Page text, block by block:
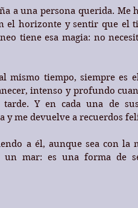
a una persona querida. Me
el horizonte y sentir que el
tiene esa magia: no
mismo tiempo, siempre es
intenso y profundo
Y en cada una de
y me devuelve a recuerdos
a él, aunque sea con la
un mar: es una forma de